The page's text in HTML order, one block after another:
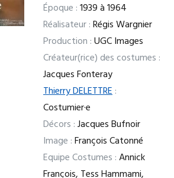
Époque :1939 à 1964
Réalisateur :Régis Wargnier
Production :UGC Images
Créateur(rice) des costumes :
Jacques Fonteray
Thierry DELETTRE:
Costumier·e
Décors :Jacques Bufnoir
Image :François Catonné
Equipe Costumes :Annick
François, Tess Hammami,